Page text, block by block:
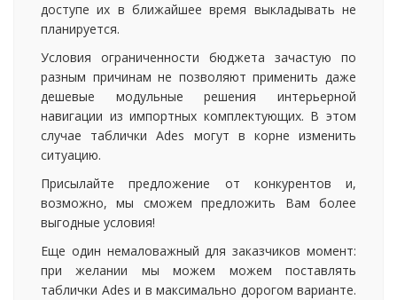
доступе их в ближайшее время выкладывать не
планируется.
Условия ограниченности бюджета зачастую по
разным причинам не позволяют применить даже
дешевые модульные решения интерьерной
навигации из импортных комплектующих. В этом
случае таблички Ades могут в корне изменить
ситуацию.
Присылайте предложение от конкурентов и,
возможно, мы сможем предложить Вам более
выгодные условия!
Еще один немаловажный для заказчиков момент:
при желании мы можем можем поставлять
таблички Ades и в максимально дорогом варианте.